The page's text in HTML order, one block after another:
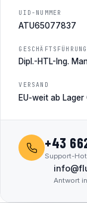
UID-NUMMER
ATU65077837
GESCHÄFTSFÜHRUNG
Dipl.-HTL-Ing.
VERSAND
EU-weit ab
+43
Support-
Antwort